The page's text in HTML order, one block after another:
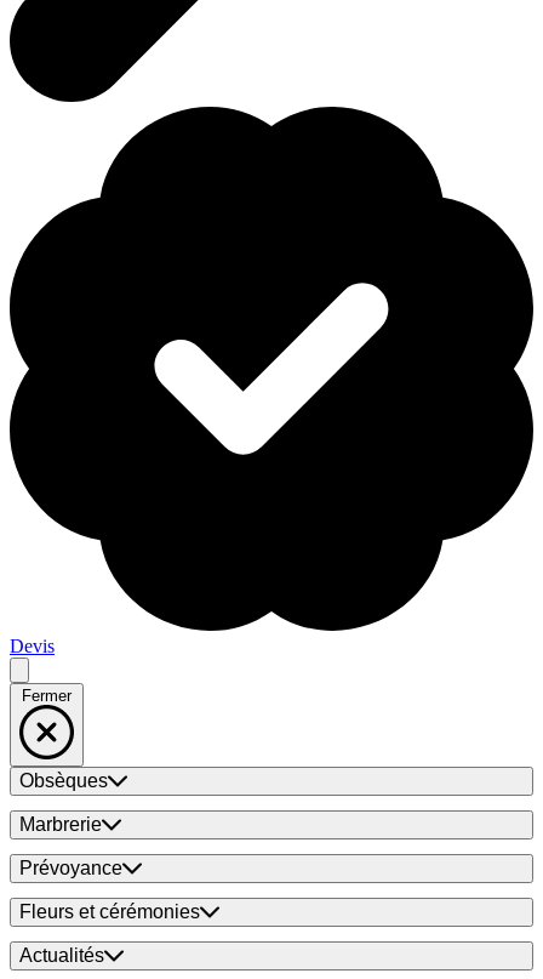
Devis
Fermer
Obsèques
Marbrerie
Prévoyance
Fleurs et cérémonies
Actualités